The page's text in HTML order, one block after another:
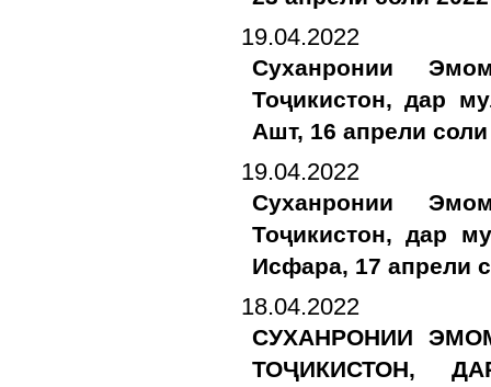
19.04.2022
Суханронии
Тоҷикистон, дар
Ашт, 16 апрели соли
19.04.2022
Суханронии
Тоҷикистон, дар
Исфара, 17 апрели
18.04.2022
СУХАНРОНИИ
ТОҶИКИСТОН,